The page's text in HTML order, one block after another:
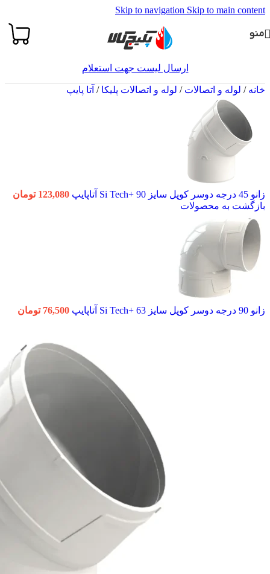
Skip to navigation Skip to main content
منو
ارسال لیست جهت استعلام
خانه/ لوله و اتصالات/ لوله و اتصالات پلیکا/ آتا پایپ
زانو 45 درجه دوسر کوپل سایز 90 +Si Tech آتاپایپ 123,080 تومان
بازگشت به محصولات
زانو 90 درجه دوسر کوپل سایز 63 +Si Tech آتاپایپ 76,500 تومان